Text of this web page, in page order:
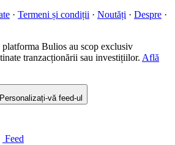
· Termeni și condiții · Noutăți · Despre ·
platforma Bulios au scop exclusiv
tranzacționării sau investițiilor. Află
Personalizați-vă feed-ul
Feed